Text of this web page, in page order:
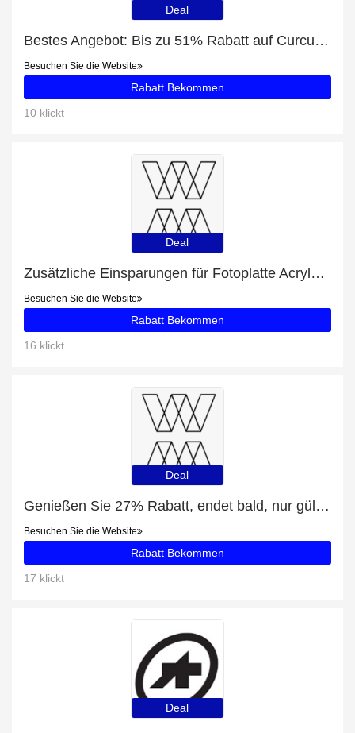
Deal
Bestes Angebot: Bis zu 51% Rabatt auf Curcuma 500 mg 5er Pack (600 Kps)
Besuchen Sie die Website
Rabatt Bekommen
10 klickt
Deal
Zusätzliche Einsparungen für Fotoplatte Acrylglas plus zusätzliche 62-Angebote
Besuchen Sie die Website
Rabatt Bekommen
16 klickt
Deal
Genießen Sie 27% Rabatt, endet bald, nur gültig für Fotokalender A2
Besuchen Sie die Website
Rabatt Bekommen
17 klickt
Deal